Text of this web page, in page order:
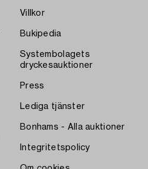
Villkor
Bukipedia
Systembolagets
dryckesauktioner
Press
Lediga tjänster
Bonhams - Alla auktioner
Integritetspolicy